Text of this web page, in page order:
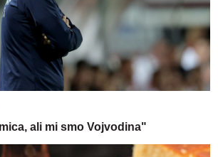
ali mi smo Vojvodina"